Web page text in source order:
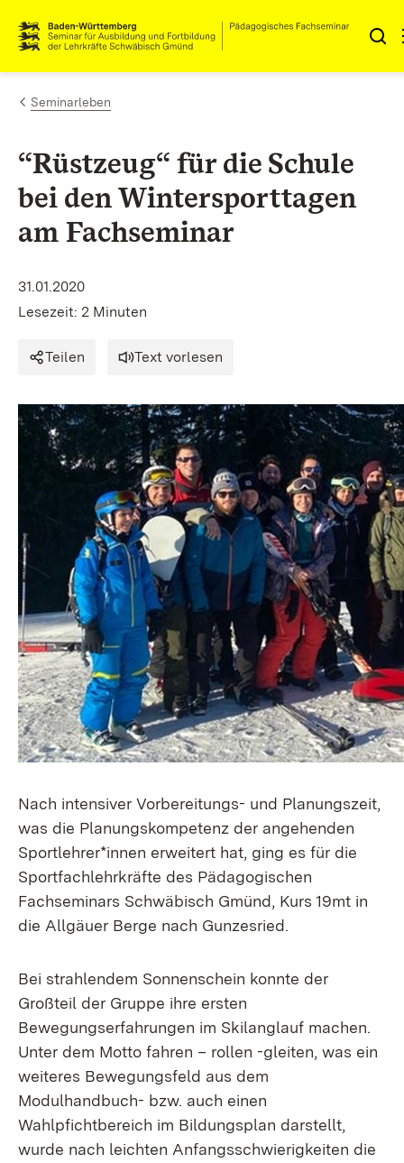
Zum Inhalt springen
Link zur Startseite
Seminarleben
“Rüstzeug“ für die Schule
bei den Wintersporttagen
am Fachseminar
31.01.2020
Lesezeit: 2 Minuten
Teilen Text vorlesen
Nach intensiver Vorbereitungs- und Planungszeit,
was die Planungskompetenz der angehenden
Sportlehrer*innen erweitert hat, ging es für die
Sportfachlehrkräfte des Pädagogischen
Fachseminars Schwäbisch Gmünd, Kurs 19mt in
die Allgäuer Berge nach Gunzesried.
Bei strahlendem Sonnenschein konnte der
Großteil der Gruppe ihre ersten
Bewegungserfahrungen im Skilanglauf machen.
Unter dem Motto fahren – rollen -gleiten, was ein
weiteres Bewegungsfeld aus dem
Modulhandbuch- bzw. auch einen
Wahlpfichtbereich im Bildungsplan darstellt,
wurde nach leichten Anfangsschwierigkeiten die